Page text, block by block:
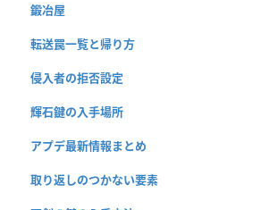
鍛冶屋
転送罠一覧と帰り方
侵入者の拒否設定
輝石鍵の入手場所
アプデ最新情報まとめ
取り返しのつかない要素